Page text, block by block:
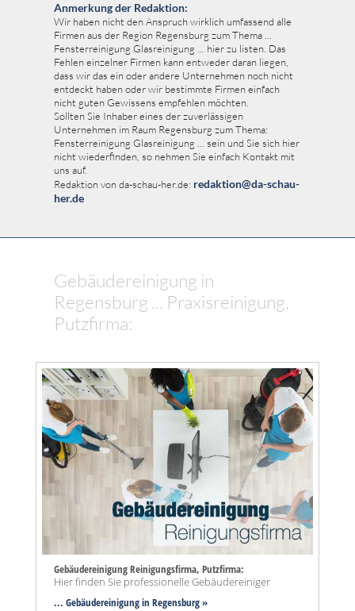
Anmerkung der Redaktion:
Wir haben nicht den Anspruch wirklich umfassend alle
Firmen aus der Region Regensburg zum Thema ...
Fensterreinigung Glasreinigung ... hier zu listen. Das
Fehlen einzelner Firmen kann entweder daran liegen,
dass wir das ein oder andere Unternehmen noch nicht
entdeckt haben oder wir bestimmte Firmen einfach
nicht guten Gewissens empfehlen möchten.
Sollten Sie Inhaber eines der zuverlässigen
Unternehmen im Raum Regensburg zum Thema:
Fensterreinigung Glasreinigung ... sein und Sie sich hier
nicht wiederfinden, so nehmen Sie einfach Kontakt mit
uns auf.
Redaktion von da-schau-her.de: redaktion@da-schau-
her.de
Gebäudereinigung in
Regensburg ... Praxisreinigung,
Putzfirma:
Gebäudereinigung Reinigungsfirma, Putzfirma:
Hier finden Sie professionelle Gebäudereiniger
... Gebäudereinigung in Regensburg »